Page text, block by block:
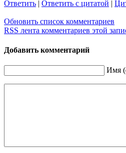
Ответить | Ответить с цитатой |
Обновить список комментариев
RSS лента комментариев этой
Добавить комментарий
Имя